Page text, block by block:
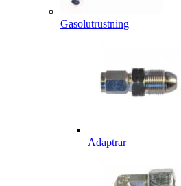
Gasolutrustning
Adaptrar